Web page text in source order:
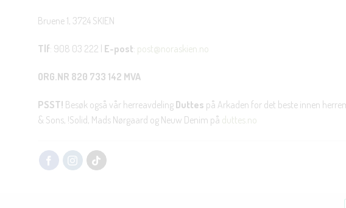
Bruene 1, 3724 SKIEN
Tlf: 908 03 222 | E-post: post@noraskien.no
ORG.NR 820 733 142 MVA
PSST! Besøk også vår herreavdeling Duttes på Arkaden for det beste innen
& Sons, !Solid, Mads Nørgaard og Neuw Denim på duttes.no